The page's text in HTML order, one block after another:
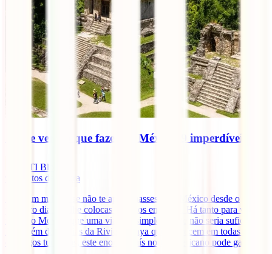
O que ver e o que fazer no México: 9 imperdíveis
IATI Blog
minutos de leitura
Seria um milagre se não te apaixonasses pelo México desde o
primeiro dia que lhe colocas os olhos em cima. Há tanto para ver e
fazer no México que uma viagem simplesmente não seria suficiente.
Para além das praias da Riviera Maya que aparecem em todas os
catálogos turísticos, este enorme país norte-americano pode gabar-se